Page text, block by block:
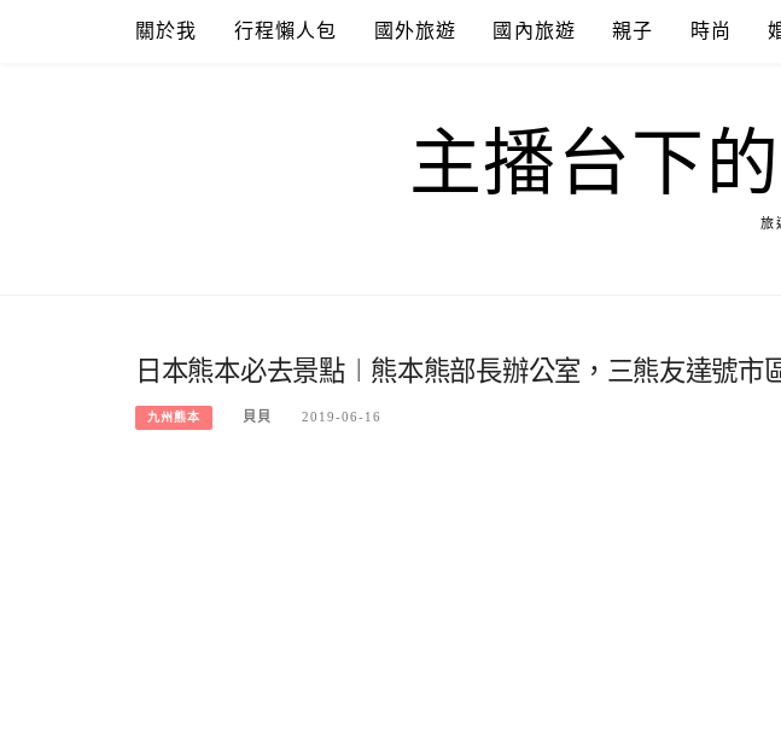
關於我 行程懶人包 國外旅遊 國內旅遊 親子 時尚
主播台下
旅
日本熊本必去景點︱熊本熊部長辦公室，三熊友達號市
九州熊本 貝貝 2019-06-16